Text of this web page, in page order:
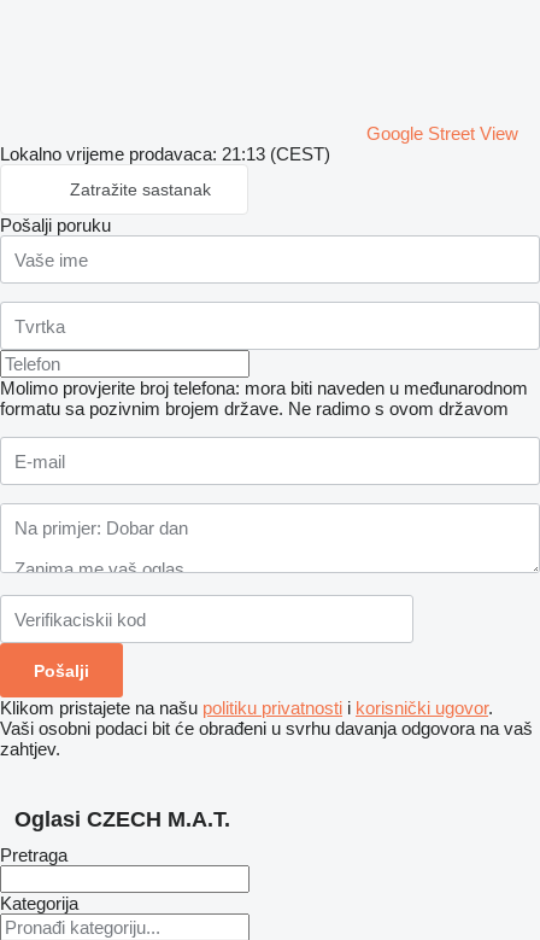
Google Street View
Lokalno vrijeme prodavaca: 21:13 (CEST)
Zatražite sastanak
Pošalji poruku
Molimo provjerite broj telefona: mora biti naveden u međunarodnom
formatu sa pozivnim brojem države. Ne radimo s ovom državom
Klikom pristajete na našu politiku privatnosti i korisnički ugovor.
Vaši osobni podaci bit će obrađeni u svrhu davanja odgovora na vaš
zahtjev.
Oglasi CZECH M.A.T.
Pretraga
Kategorija